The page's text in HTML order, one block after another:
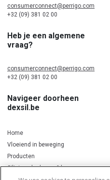
consumerconnect@perrigo.com
+32 (09) 381 02 00
Heb je een algemene
vraag?
consumerconnect@perrigo.com
+32 (09) 381 02 00
Navigeer doorheen
dexsil.be
Home
Vloeiend in beweging
Producten
Silicium, kurkuma & koper